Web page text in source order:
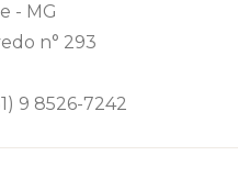
- MG
n° 293
9 8526-7242